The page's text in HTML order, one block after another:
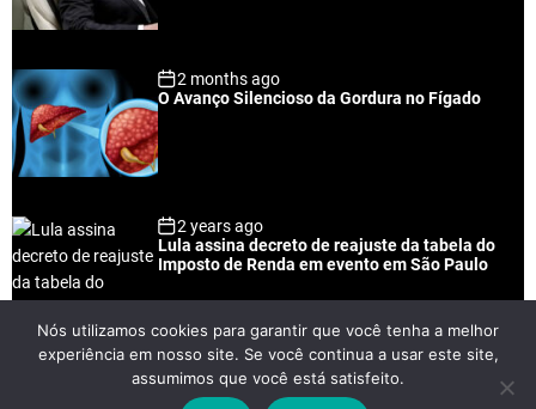
r
2 months ago
O Avanço Silencioso da Gordura no Fígado
2 years ago
Lula assina decreto de reajuste da tabela do
Imposto de Renda em evento em São Paulo
2 years ago
Lei Rouanet e Petrobras financiam evento em
Nós utilizamos cookies para garantir que você tenha a melhor
experiência em nosso site. Se você continua a usar este site,
assumimos que você está satisfeito.